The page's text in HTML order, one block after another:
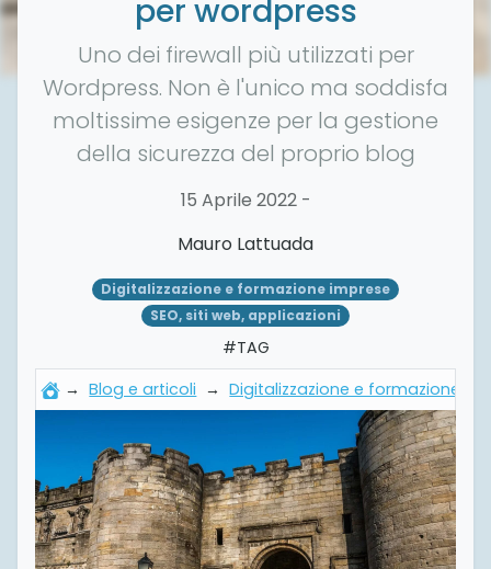
per wordpress
Uno dei firewall più utilizzati per
Wordpress. Non è l'unico ma soddisfa
moltissime esigenze per la gestione
della sicurezza del proprio blog
15 Aprile 2022 -
Mauro Lattuada
Digitalizzazione e formazione imprese
SEO, siti web, applicazioni
#TAG
→Blog e articoli →Digitalizzazione e formazione